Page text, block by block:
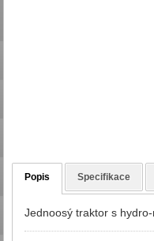
Popis Specifikace
Jednoosý traktor s